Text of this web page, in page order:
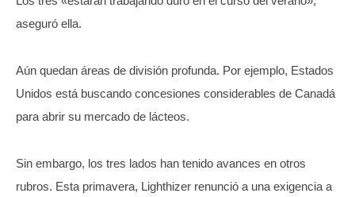
aseguró ella.
Aún quedan áreas de división profunda. Por ejemplo, Estados
Unidos está buscando concesiones considerables de Canadá
para abrir su mercado de lácteos.
Sin embargo, los tres lados han tenido avances en otros
rubros. Esta primavera, Lighthizer renunció a una exigencia a